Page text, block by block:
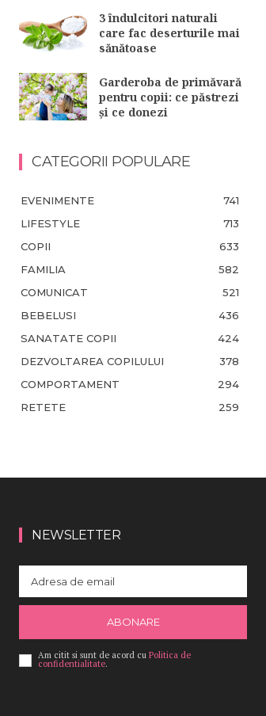
3 îndulcitori naturali
care fac deserturile mai
sănătoase
Garderoba de primăvară
pentru copii: ce păstrezi
și ce donezi
CATEGORII POPULARE
EVENIMENTE
741
LIFESTYLE
713
COPII
633
FAMILIA
582
COMUNICAT
521
BEBELUSI
436
SANATATE COPII
424
DEZVOLTAREA COPILULUI
378
COMPORTAMENT
294
RETETE
259
NEWSLETTER
ABONARE
Am citit si sunt de acord cu Politica de
confidentialitate.